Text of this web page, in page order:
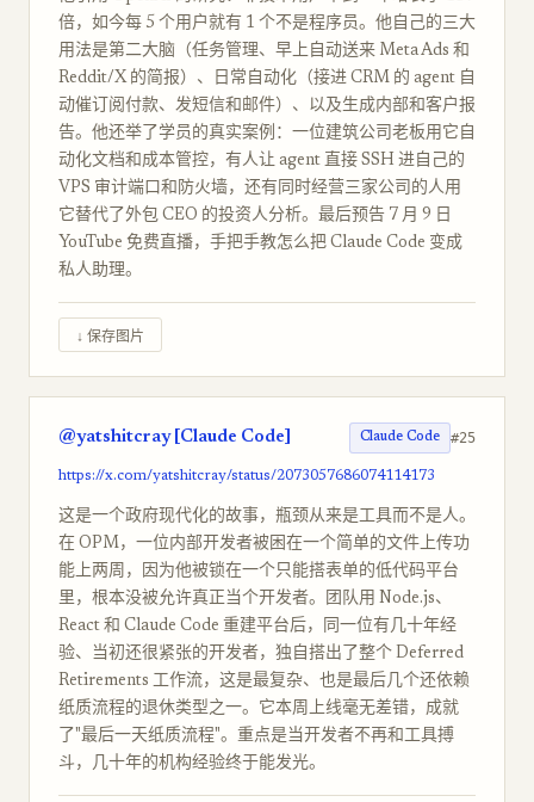
倍，如今每 5 个用户就有 1 个不是程序员。他自己的三大
用法是第二大脑（任务管理、早上自动送来 Meta Ads 和
Reddit/X 的简报）、日常自动化（接进 CRM 的 agent 自
动催订阅付款、发短信和邮件）、以及生成内部和客户报
告。他还举了学员的真实案例：一位建筑公司老板用它自
动化文档和成本管控，有人让 agent 直接 SSH 进自己的
VPS 审计端口和防火墙，还有同时经营三家公司的人用
它替代了外包 CEO 的投资人分析。最后预告 7 月 9 日
YouTube 免费直播，手把手教怎么把 Claude Code 变成
私人助理。
↓ 保存图片
@yatshitcray [Claude Code] Claude Code #25
https://x.com/yatshitcray/status/2073057686074114173
这是一个政府现代化的故事，瓶颈从来是工具而不是人。
在 OPM，一位内部开发者被困在一个简单的文件上传功
能上两周，因为他被锁在一个只能搭表单的低代码平台
里，根本没被允许真正当个开发者。团队用 Node.js、
React 和 Claude Code 重建平台后，同一位有几十年经
验、当初还很紧张的开发者，独自搭出了整个 Deferred
Retirements 工作流，这是最复杂、也是最后几个还依赖
纸质流程的退休类型之一。它本周上线毫无差错，成就
了"最后一天纸质流程"。重点是当开发者不再和工具搏
斗，几十年的机构经验终于能发光。